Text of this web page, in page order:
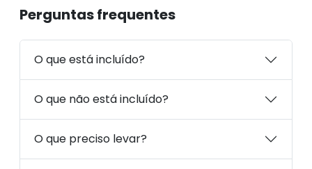
Perguntas frequentes
O que está incluído?
O que não está incluído?
O que preciso levar?